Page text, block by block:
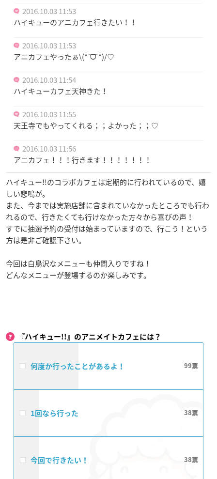
2016.10.03 11:53
ハイキューのアニカフェ行きたい！！
2016.10.03 11:53
アニカフェやったぁ\(*ˊᗜˋ*)/♡
2016.10.03 11:54
ハイキューカフェ天神きた！
2016.10.03 11:55
天王寺でもやってくれる；；よかった；；♡
2016.10.03 11:56
アニカフェ！！！行きます！！！！！！！
ハイキュー!!のコラボカフェは定期的に行われているので、嬉
しい悲鳴が。
また、今までは実施店舗に含まれていなかったところでも行わ
れるので、行きたくても行けなかった方々から喜びの声！
すでに抽選予約の受付は始まっていますので、行こう！という
方は是非ご確認下さい。
今回は白鳥沢なメニューも仲間入りですね！
どんなメニューが登場するのか楽しみです。
『ハイキュー!!』のアニメイトカフェには？
何度か行ったことがあるよ！ 99
1回なら行った 38
今回で行きたい！ 38